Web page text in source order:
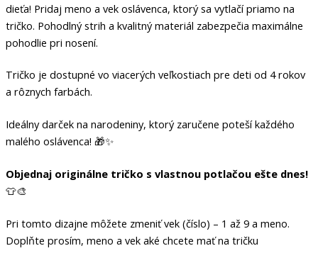
dieťa! Pridaj meno a vek oslávenca, ktorý sa vytlačí priamo na
tričko. Pohodlný strih a kvalitný materiál zabezpečia maximálne
pohodlie pri nosení.
Tričko je dostupné vo viacerých veľkostiach pre deti od 4 rokov
a rôznych farbách.
Ideálny darček na narodeniny, ktorý zaručene poteší každého
malého oslávenca! 🎁✨
Objednaj originálne tričko s vlastnou potlačou ešte dnes!
👕🎨
Pri tomto dizajne môžete zmeniť vek (číslo) – 1 až 9 a meno.
Doplňte prosím, meno a vek aké chcete mať na tričku